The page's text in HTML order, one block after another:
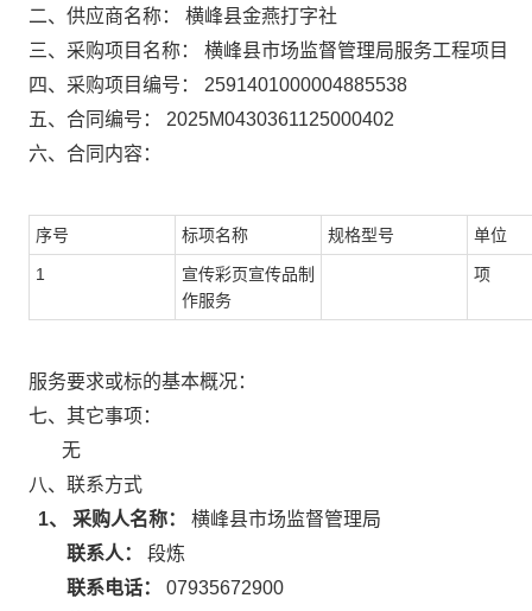
二、供应商名称：
横峰县金燕打字社
三、采购项目名称：
横峰县市场监督管理局服务工程项目
四、采购项目编号：
2591401000004885538
五、合同编号：
2025M0430361125000402
六、合同内容：
序号 标项名称 规格型号 单位
1
宣传彩页宣传品制
作服务
项
服务要求或标的基本概况：
七、其它事项：
无
八、联系方式
1、 采购人名称：
横峰县市场监督管理局
联系人：
段炼
联系电话：
07935672900